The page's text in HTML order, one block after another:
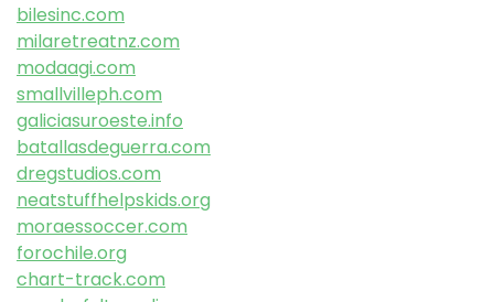
bilesinc.com
milaretreatnz.com
modaagi.com
smallvilleph.com
galiciasuroeste.info
batallasdeguerra.com
dregstudios.com
neatstuffhelpskids.org
moraessoccer.com
forochile.org
chart-track.com